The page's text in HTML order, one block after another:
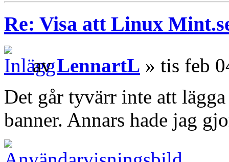
Re: Visa att Linux
avLennartL » tis feb
Det går tyvärr inte att
banner. Annars hade jag